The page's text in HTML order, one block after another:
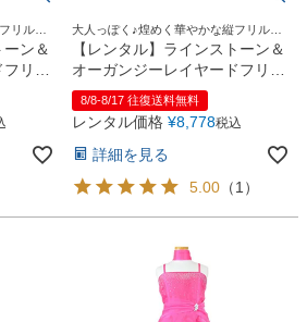
リルド
ーン＆
リル
ァニ
大人っぽく♪煌めく華やかな縦フリルド
レス
【レンタル】ラインストーン＆
オーガンジーレイヤードフリル
子供ドレス(HC734)ロイヤルブ
ルー
8/8-8/17 往復送料無料
レンタル価格 ¥8,778税込
詳細を見る
5.00 （1 ）